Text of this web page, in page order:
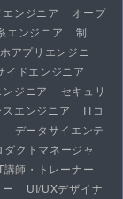
ンジニア
オープ
エンジニア
制
アプリエンジニ
イドエンジニア
ジニア
セキュリ
エンジニア
ITコ
データサイエンテ
ダクトマネージャ
講師・トレーナー
UI/UXデザイナ